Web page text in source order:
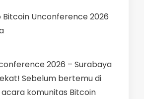
Bitcoin Unconference 2026
2026 – Surabaya
Sebelum bertemu di
komunitas Bitcoin